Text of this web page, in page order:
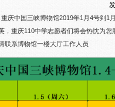
庆中国三峡博物馆2019年1月4号到1
重庆110中学志愿者们将会热忱为您
系博物馆一楼大厅工作人员